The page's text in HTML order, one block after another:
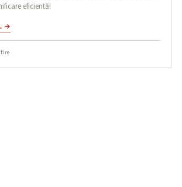
eficientă!
→